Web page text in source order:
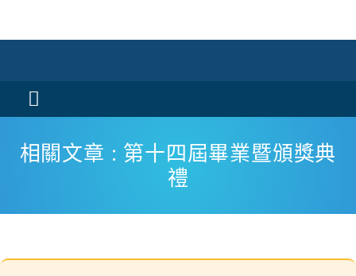
Toggle
校風及學生支援
相關文章 : 第十四屆畢業暨頒獎典
禮